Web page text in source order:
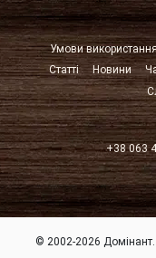
Умови
Статті
Новини
+38 063
© 2002-2026 Домінант.